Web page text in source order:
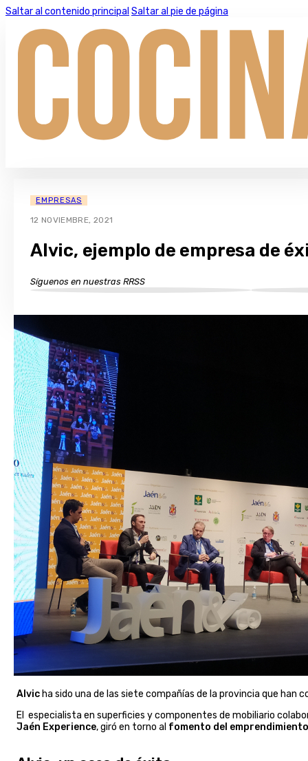
Saltar al contenido principal Saltar al pie de página
EMPRESAS
12 NOVIEMBRE, 2021
Alvic, ejemplo de empresa de
Síguenos en nuestras RRSS
Alvic ha sido una de las siete compañías de la provincia que han
El especialista en superficies y componentes de mobiliario
Jaén Experience, giró en torno al fomento del emprendimiento